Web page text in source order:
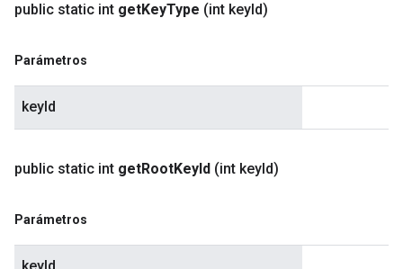
public static int getKeyType (int keyId)
Parámetros
keyId
public static int getRootKeyId (int keyId)
Parámetros